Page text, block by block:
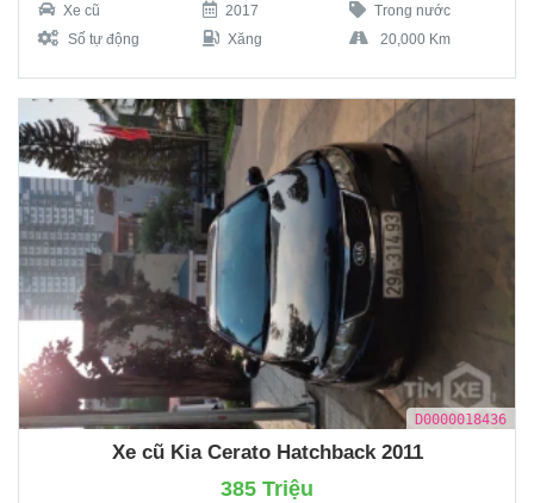
Xe cũ 2017
Trong nước
Số tự động
Xăng 20,000 Km
D0000018436
Xe cũ Kia Cerato Hatchback 2011
385 Triệu